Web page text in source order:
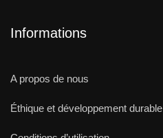
Informations
A propos de nous
Éthique et développement durable